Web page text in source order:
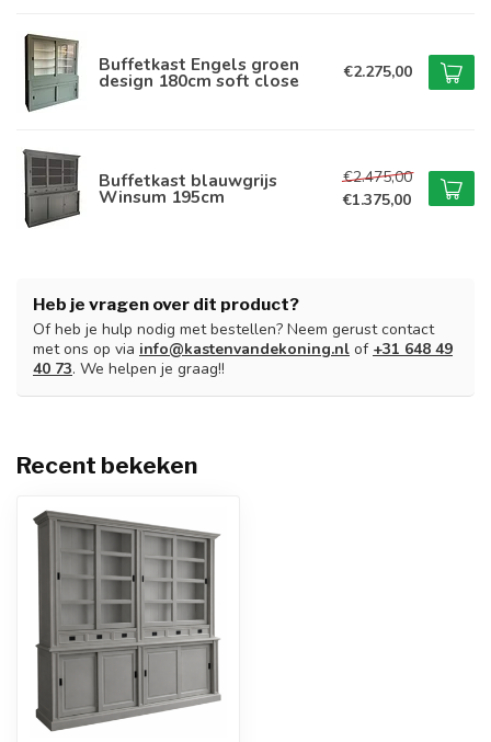
Buffetkast Engels groen
design 180cm soft close €2.275,00
Buffetkast blauwgrijs
Winsum 195cm
€2.475,00
€1.375,00
Heb je vragen over dit product?
Of heb je hulp nodig met bestellen? Neem gerust contact
met ons op via info@kastenvandekoning.nl of +31 648 49
40 73. We helpen je graag!!
Recent bekeken